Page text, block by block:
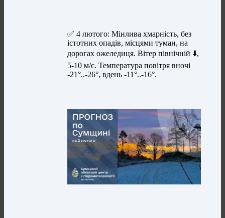
✅ 4 лютого: Мінлива хмарність, без
істотних опадів, місцями туман, на
дорогах ожеледиця. Вітер північній ⬇️,
5-10 м/с. Температура повітря вночі
-21°..-26°, вдень -11°..-16°.